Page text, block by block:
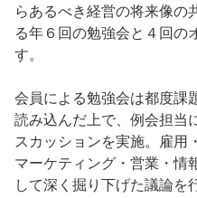
らあるべき経営の将来像の
る年６回の勉強会と４回の
す。
会員による勉強会は都度課
読み込んだ上で、例会担当
スカッションを実施。雇用
マーケティング・営業・情
して深く掘り下げた議論を